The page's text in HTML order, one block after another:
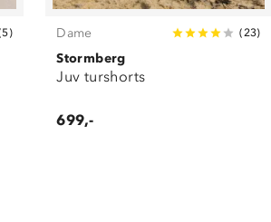
5) Dame ( 23)
Stormberg
Juv turshorts
699,-